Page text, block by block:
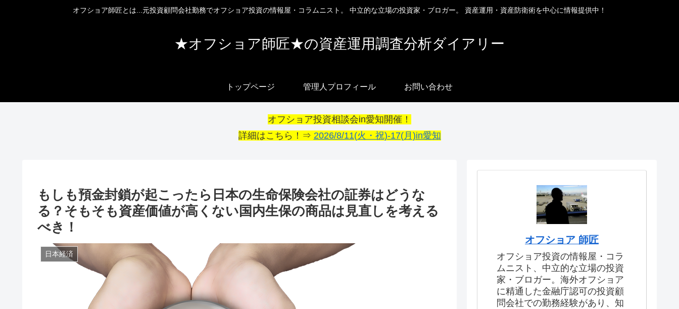
オフショア師匠とは...元投資顧問会社勤務でオフショア投資の情報屋・コラムニスト。 中立的な立場の投資家・ブロガー。 資産運用・資産防衛術を中心に情報提供中！
★オフショア師匠★の資産運用調査分析ダイアリー
トップページ 管理人プロフィール お問い合わせ
オフショア投資相談会in愛知開催！
詳細はこちら！⇒ 2026/8/11(火・祝)-17(月)in愛知
もしも預金封鎖が起こったら日本の生命保険会社の証券はどうな
る？そもそも資産価値が高くない国内生保の商品は見直しを考える
べき！
日本経済
オフショア 師匠
オフショア投資の情報屋・コラ
ムニスト、中立的な立場の投資
家・ブロガー。海外オフショア
に精通した金融庁認可の投資顧
問会社での勤務経験があり、知